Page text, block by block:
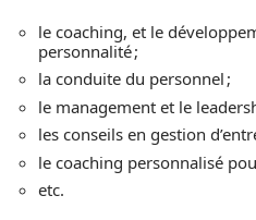
le coaching, et le
personnalité ;
la conduite du personnel ;
le management et le
les conseils en gestion
le coaching personnalisé
etc.